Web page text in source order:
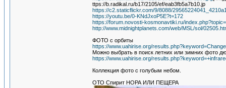
ttps://b.radikal.ru/b17/2105/ef/eab3fb5a7b10.jp
https://c2.staticflickr.com/9/8088/
https://youtu.be/0-KNdJxoP5E?t=172
https://forum.novosti-kosmonavtiki.ru/
http://www.midnightplanets.com/web/MSL/sol/
ФОТО с орбиты
https://www.uahirise.org/
Можно выбрать в поиск летних или зимних фото
https://www.uahirise.org/
Коллекция фото с голубым небом.
ОТО Спирит НОРА ИЛИ ПЕЩЕРА